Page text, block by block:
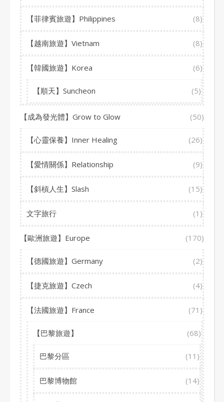
【菲律賓旅遊】Philippines (8)
【越南旅遊】Vietnam (8)
【韓國旅遊】Korea (6)
【順天】Suncheon (5)
【成為發光體】Grow to Glow (50)
【心靈保養】Inner Healing (26)
【愛情關係】Relationship (9)
【斜槓人生】Slash (15)
文字旅行 (1)
【歐洲旅遊】Europe (170)
【德國旅遊】Germany (2)
【捷克旅遊】Czech (4)
【法國旅遊】France (71)
【巴黎旅遊】 (68)
巴黎分區 (11)
巴黎博物館 (14)